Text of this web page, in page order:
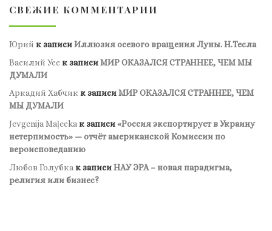
СВЕЖИЕ КОММЕНТАРИИ
Юрий к записиИллюзия осевого вращения Луны. Н.Тесла
Василий Усс к записиМИР ОКАЗАЛСЯ СТРАННЕЕ, ЧЕМ МЫ
ДУМАЛИ
Аркадий Хабчик к записиМИР ОКАЗАЛСЯ СТРАННЕЕ, ЧЕМ
МЫ ДУМАЛИ
Jevgenija Maļeckaк записи«Россия экспортирует в Украину
нетерпимость» — отчёт американской Комиссии по
вероисповеданию
Любов Голубка к записиНАУ ЭРА – новая парадигма,
религия или бизнес?